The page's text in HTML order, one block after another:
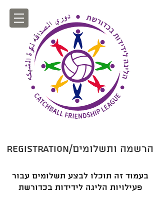
Registration/הרשמה ותשלומים
בעמוד זה תוכלו לבצע תשלומים עבור
פעילויות הליגה לידידות בכדורשת